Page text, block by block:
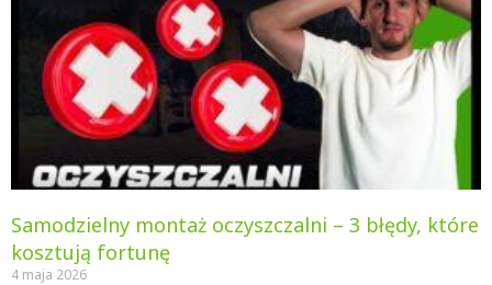
Samodzielny montaż oczyszczalni – 3 błędy, które
kosztują fortunę
4 maja 2026